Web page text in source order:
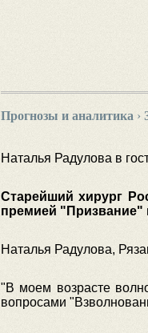
Прогнозы и аналитика ›
Наталья Радулова в
Старейший хирург
премией "Призвание"
Наталья Радулова,
"В моем возрасте
вопросами